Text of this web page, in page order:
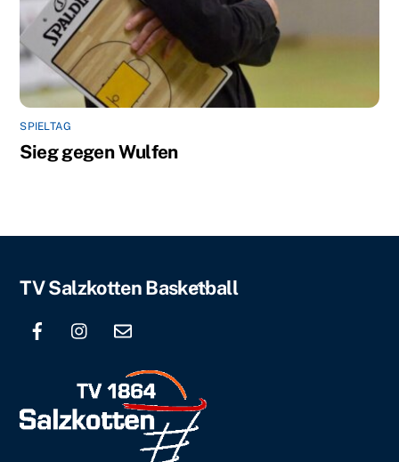
SPIELTAG
Sieg gegen Wulfen
Back
TV Salzkotten Basketball